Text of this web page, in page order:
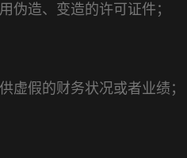
伪造、变造的许可证件；
虚假的财务状况或者业绩；